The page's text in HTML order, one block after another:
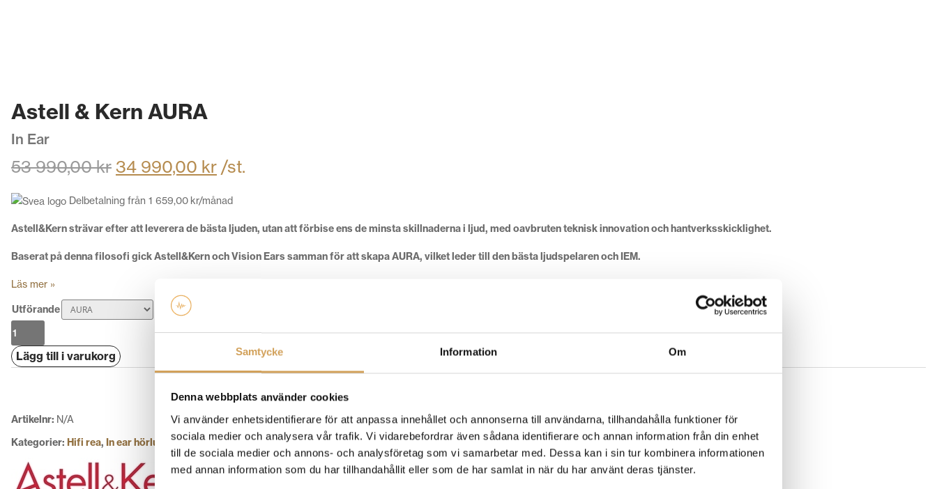
Samtycke Information Om
Denna webbplats använder cookies
Vi använder enhetsidentifierare för att anpassa innehållet och annonserna till användarna, tillhandahålla funktioner för
sociala medier och analysera vår trafik. Vi vidarebefordrar även sådana identifierare och annan information från din enhet
till de sociala medier och annons- och analysföretag som vi samarbetar med. Dessa kan i sin tur kombinera informationen
med annan information som du har tillhandahållit eller som de har samlat in när du har använt deras tjänster.
Astell & Kern AURA
In Ear
53 990,00kr 34 990,00 kr /st.
Delbetalning från 1 659,00 kr/månad
Astell&Kern strävar efter att leverera de bästa ljuden, utan att förbise ens de minsta skillnaderna i ljud, med oavbruten teknisk innovation och hantverksskicklighet.
Baserat på denna filosofi gick Astell&Kern och Vision Ears samman för att skapa AURA, vilket leder till den bästa ljudspelaren och IEM.
Läs mer »
Utförande
Astell
&
Kern
Lägg till i varukorg
Artikelnr: N/A
Kategorier: Hifi rea, In ear hörlurar,Kampanjer,Utförsäljning,Lagerrensning